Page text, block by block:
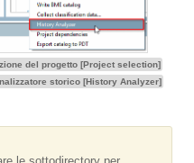
del progetto [Project selection]
storico [History Analyzer]